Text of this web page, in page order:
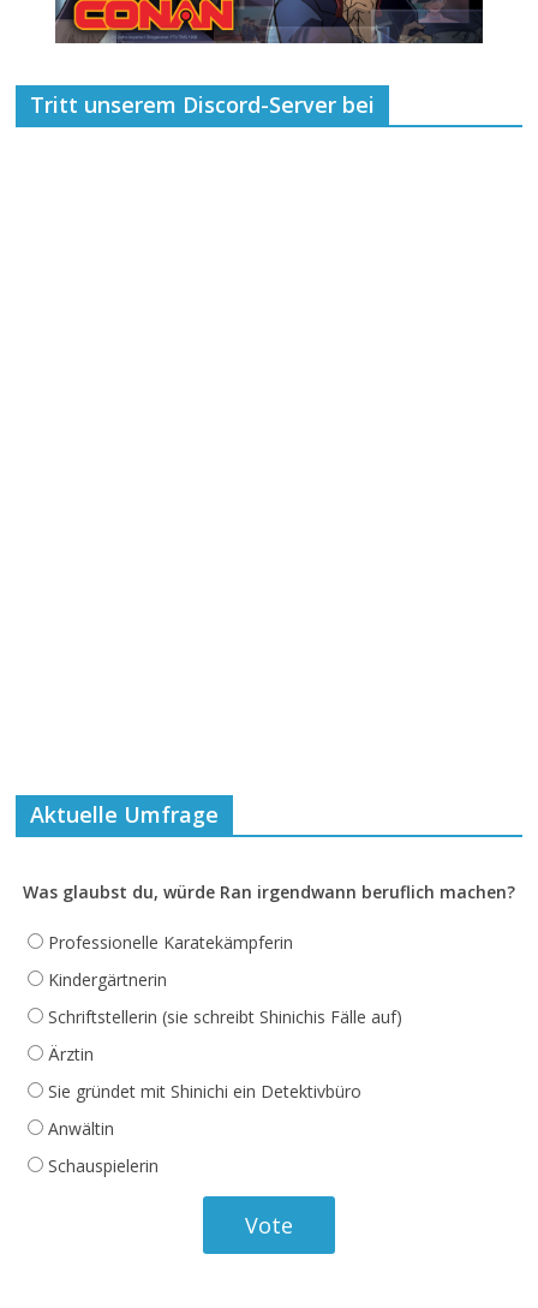
Tritt unserem Discord-Server bei
Aktuelle Umfrage
Was glaubst du, würde Ran irgendwann beruflich machen?
Professionelle Karatekämpferin
Kindergärtnerin
Schriftstellerin (sie schreibt Shinichis Fälle auf)
Ärztin
Sie gründet mit Shinichi ein Detektivbüro
Anwältin
Schauspielerin